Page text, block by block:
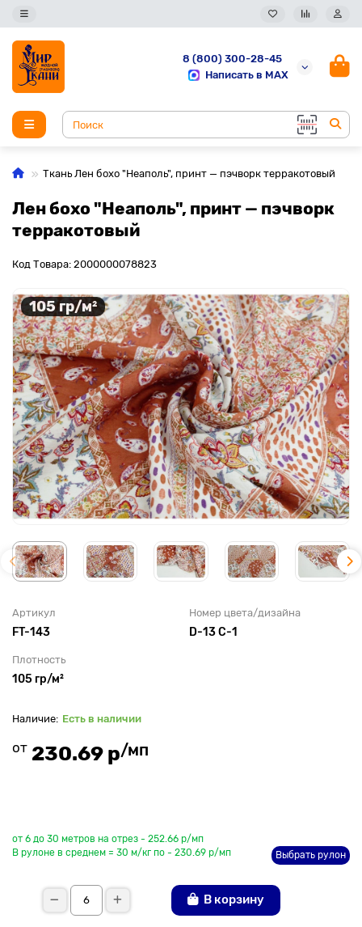
8 (800) 300-28-45
Написать в MAX
Ткань Лен бохо "Неаполь", принт — пэчворк терракотовый
Лен бохо "Неаполь", принт — пэчворк
терракотовый
Код Товара: 2000000078823
105 гр/м²
Артикул
FT-143
Номер цвета/дизайна
D-13 C-1
Плотность
105 гр/м²
Есть в наличии
от 230.69 р/мп
от 6 до 30 метров на отрез - 252.66 р/мп
В рулоне в среднем = 30 м/кг по - 230.69 р/мп
Выбрать рулон
В корзину